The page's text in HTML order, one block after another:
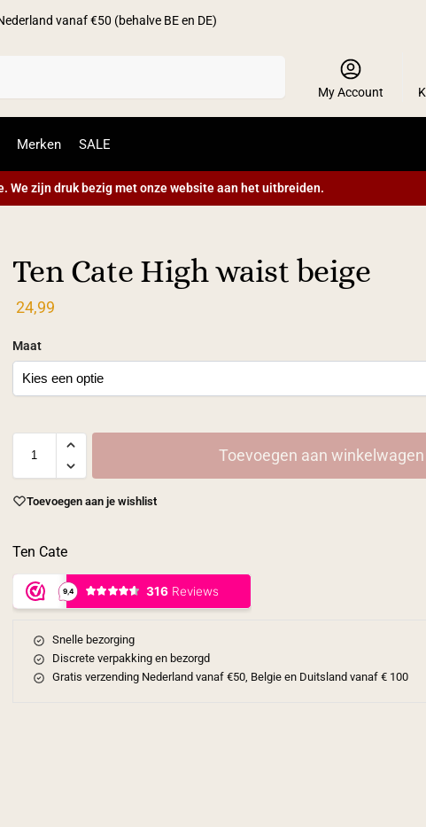
vanaf €50 (behalve BE en DE)
My Account
Merken SALE
We zijn druk bezig met onze website aan het uitbreiden.
Ten Cate High waist beige
24,99
Maat
Toevoegen aan winkelwagen
Toevoegen aan je wishlist
Ten Cate
Snelle bezorging
Discrete verpakking en bezorgd
Gratis verzending Nederland vanaf €50, Belgie en Duitsland vanaf € 100